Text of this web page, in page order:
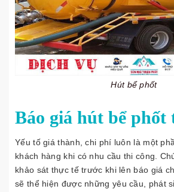
Hút bể phốt
Báo giá hút bể phốt
Yếu tố giá thành, chi phí luôn là một
khách hàng khi có nhu cầu thi công.
khảo sát thực tế trước khi lên báo giá
sẽ thể hiện được những yêu cầu, phát